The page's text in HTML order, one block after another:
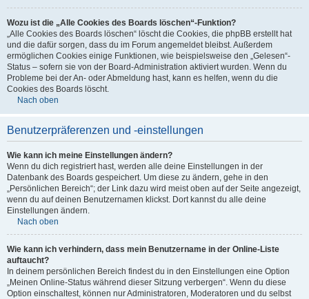
Wozu ist die „Alle Cookies des Boards löschen“-Funktion?
„Alle Cookies des Boards löschen“ löscht die Cookies, die phpBB erstellt hat
und die dafür sorgen, dass du im Forum angemeldet bleibst. Außerdem
ermöglichen Cookies einige Funktionen, wie beispielsweise den „Gelesen“-
Status – sofern sie von der Board-Administration aktiviert wurden. Wenn du
Probleme bei der An- oder Abmeldung hast, kann es helfen, wenn du die
Cookies des Boards löscht.
Nach oben
Benutzerpräferenzen und -einstellungen
Wie kann ich meine Einstellungen ändern?
Wenn du dich registriert hast, werden alle deine Einstellungen in der
Datenbank des Boards gespeichert. Um diese zu ändern, gehe in den
„Persönlichen Bereich“; der Link dazu wird meist oben auf der Seite angezeigt,
wenn du auf deinen Benutzernamen klickst. Dort kannst du alle deine
Einstellungen ändern.
Nach oben
Wie kann ich verhindern, dass mein Benutzername in der Online-Liste
auftaucht?
In deinem persönlichen Bereich findest du in den Einstellungen eine Option
„Meinen Online-Status während dieser Sitzung verbergen“. Wenn du diese
Option einschaltest, können nur Administratoren, Moderatoren und du selbst